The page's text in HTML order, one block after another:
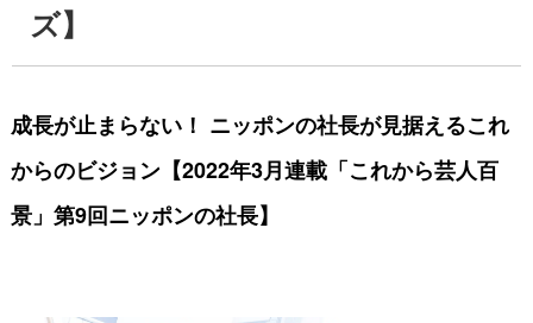
ズ】
成長が止まらない！ ニッポンの社長が見据えるこれ
からのビジョン【2022年3月連載「これから芸人百
景」第9回ニッポンの社長】